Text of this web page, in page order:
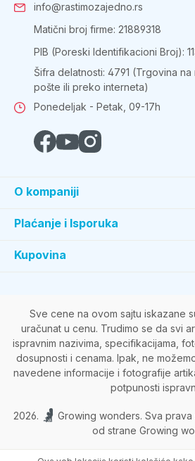
info@rastimozajedno.rs
Matični broj firme: 21889318
PIB (Poreski Identifikacioni Broj):
Šifra delatnosti: 4791 (Trgovina
pošte ili preko interneta)
Ponedeljak - Petak, 09-17h
O kompaniji
Plaćanje i Isporuka
Kupovina
Sve cene na ovom sajtu iskazane
uračunat u cenu. Trudimo se da svi
ispravnim nazivima, specifikacijama,
dosupnosti i cenama. Ipak, ne
navedene informacije i fotografije
potpunosti
2026.
Growing wonders. Sva prava
od strane Growing